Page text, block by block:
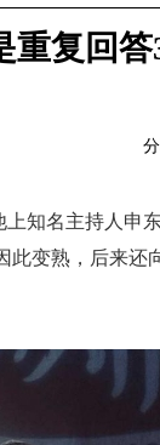
复回
知名主持人申
变熟，后来还